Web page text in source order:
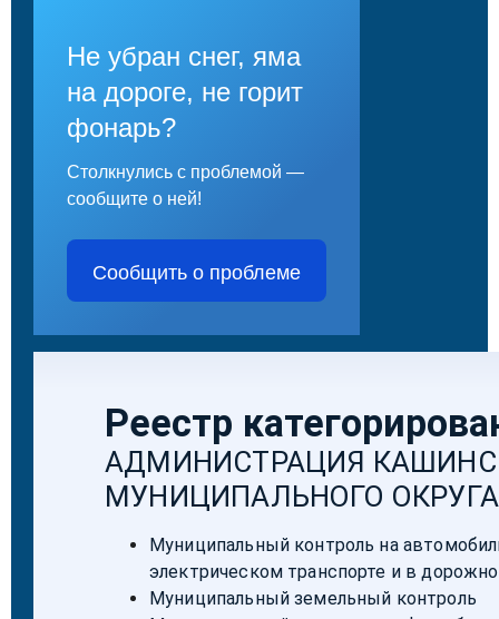
Не убран снег, яма
на дороге, не горит
фонарь?
Столкнулись с проблемой —
сообщите о ней!
Сообщить о проблеме